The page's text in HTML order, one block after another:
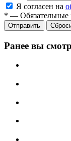
Я согласен на
* — Обязательные
Отправить
Ранее вы